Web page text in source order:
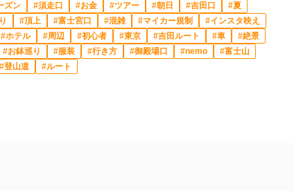
ズン 須走口 お金 ツアー 朝日 吉田口
夏
頂上 富士宮口 混雑 マイカー規制
インスタ映え
ホテル 周辺 初心者 東京 吉田ルート 車
絶景
お鉢巡り 服装 行き方 御殿場口 nemo
富士山
登山道 ルート